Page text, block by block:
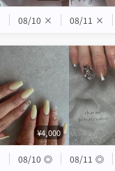
08/10 × 08/11 ×
¥4,000
08/10 ◎ 08/11 ◎